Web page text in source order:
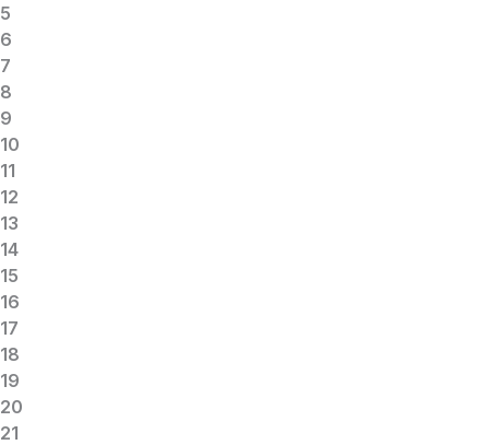
5
6
7
8
9
10
11
12
13
14
15
16
17
18
19
20
21